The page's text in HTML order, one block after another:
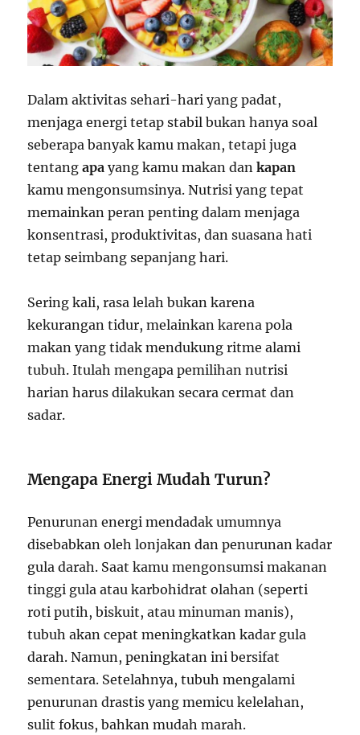
Dalam aktivitas sehari-hari yang padat,
menjaga energi tetap stabil bukan hanya soal
seberapa banyak kamu makan, tetapi juga
tentangapa yang kamu makan dankapan
kamu mengonsumsinya. Nutrisi yang tepat
memainkan peran penting dalam menjaga
konsentrasi, produktivitas, dan suasana hati
tetap seimbang sepanjang hari.
Sering kali, rasa lelah bukan karena
kekurangan tidur, melainkan karena pola
makan yang tidak mendukung ritme alami
tubuh. Itulah mengapa pemilihan nutrisi
harian harus dilakukan secara cermat dan
sadar.
Mengapa Energi Mudah Turun?
Penurunan energi mendadak umumnya
disebabkan oleh lonjakan dan penurunan kadar
gula darah. Saat kamu mengonsumsi makanan
tinggi gula atau karbohidrat olahan (seperti
roti putih, biskuit, atau minuman manis),
tubuh akan cepat meningkatkan kadar gula
darah. Namun, peningkatan ini bersifat
sementara. Setelahnya, tubuh mengalami
penurunan drastis yang memicu kelelahan,
sulit fokus, bahkan mudah marah.